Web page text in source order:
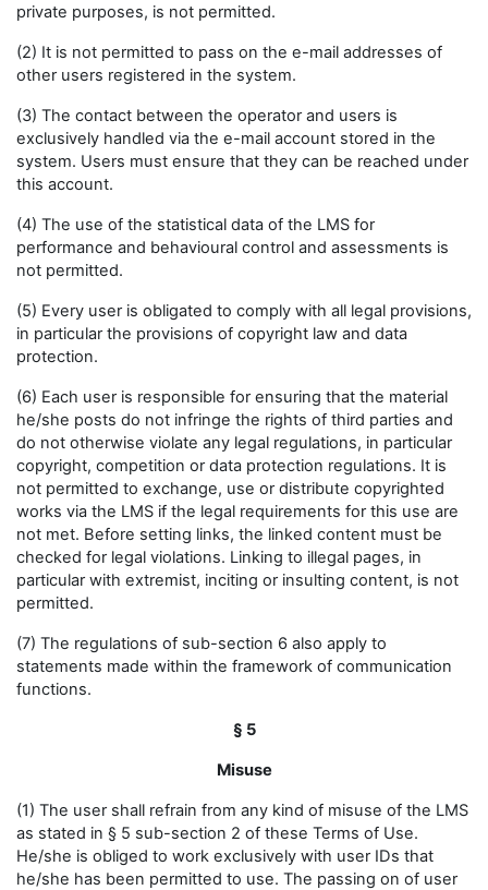
private purposes, is not permitted.
(2) It is not permitted to pass on the e-mail addresses of
other users registered in the system.
(3) The contact between the operator and users is
exclusively handled via the e-mail account stored in the
system. Users must ensure that they can be reached under
this account.
(4) The use of the statistical data of the LMS for
performance and behavioural control and assessments is
not permitted.
(5) Every user is obligated to comply with all legal provisions,
in particular the provisions of copyright law and data
protection.
(6) Each user is responsible for ensuring that the material
he/she posts do not infringe the rights of third parties and
do not otherwise violate any legal regulations, in particular
copyright, competition or data protection regulations. It is
not permitted to exchange, use or distribute copyrighted
works via the LMS if the legal requirements for this use are
not met. Before setting links, the linked content must be
checked for legal violations. Linking to illegal pages, in
particular with extremist, inciting or insulting content, is not
permitted.
(7) The regulations of sub-section 6 also apply to
statements made within the framework of communication
functions.
§ 5
Misuse
(1) The user shall refrain from any kind of misuse of the LMS
as stated in § 5 sub-section 2 of these Terms of Use.
He/she is obliged to work exclusively with user IDs that
he/she has been permitted to use. The passing on of user